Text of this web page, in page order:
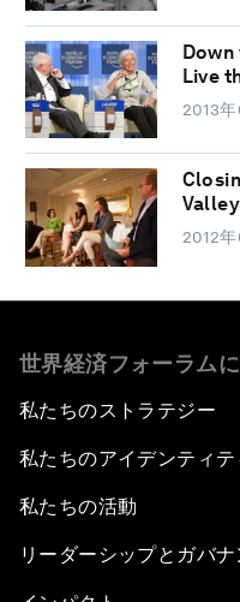
Live
2013
2012
世界経済フォーラム
私たちのストラテジー
私たちのアイデンティテ
私たちの活動
リーダーシップとガバナ